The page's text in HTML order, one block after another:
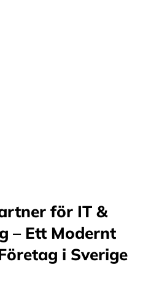
för IT &
– Ett Modernt
i Sverige